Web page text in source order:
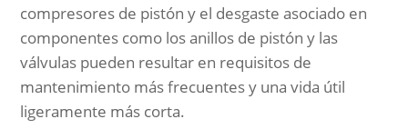
compresores de pistón y el desgaste asociado en
componentes como los anillos de pistón y las
válvulas pueden resultar en requisitos de
mantenimiento más frecuentes y una vida útil
ligeramente más corta.